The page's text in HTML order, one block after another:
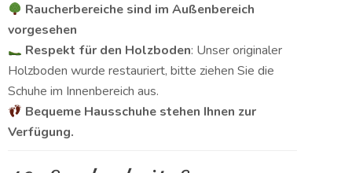
Raucherbereiche sind im Außenbereich
vorgesehen
Respekt für den Holzboden: Unser originaler
Holzboden wurde restauriert, bitte ziehen Sie die
Schuhe im Innenbereich aus.
Bequeme Hausschuhe stehen Ihnen zur
Verfügung.